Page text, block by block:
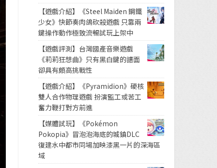
【遊戲介紹】《Steel Maiden 鋼鐵
少女》快節奏肉鴿砍殺遊戲 只靠兩
鍵操作動作極致流暢試玩上架中
【遊戲評測】台灣國產音樂遊戲
《莉莉狂想曲》只有黑白鍵的譜面
卻具有頗高挑戰性
【遊戲介紹】《Pyramidion》硬核
雙人合作物理遊戲 扮演監工或苦工
奮力鞭打對方前進
【媒體試玩】《Pokémon
Pokopia》冒泡泡海底的城鎮DLC
復建水中都市同場加映漆黑一片的深海區
域